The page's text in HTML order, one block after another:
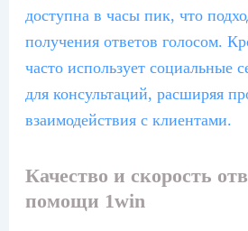
доступна в часы пик, что
получения ответов голосом.
часто использует социальные
для консультаций, расширяя
взаимодействия с клиентами.
Качество и скорость
помощи 1win